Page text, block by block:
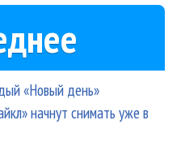
«Новый день»
начнут снимать уже в